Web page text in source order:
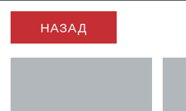
НАЗАД